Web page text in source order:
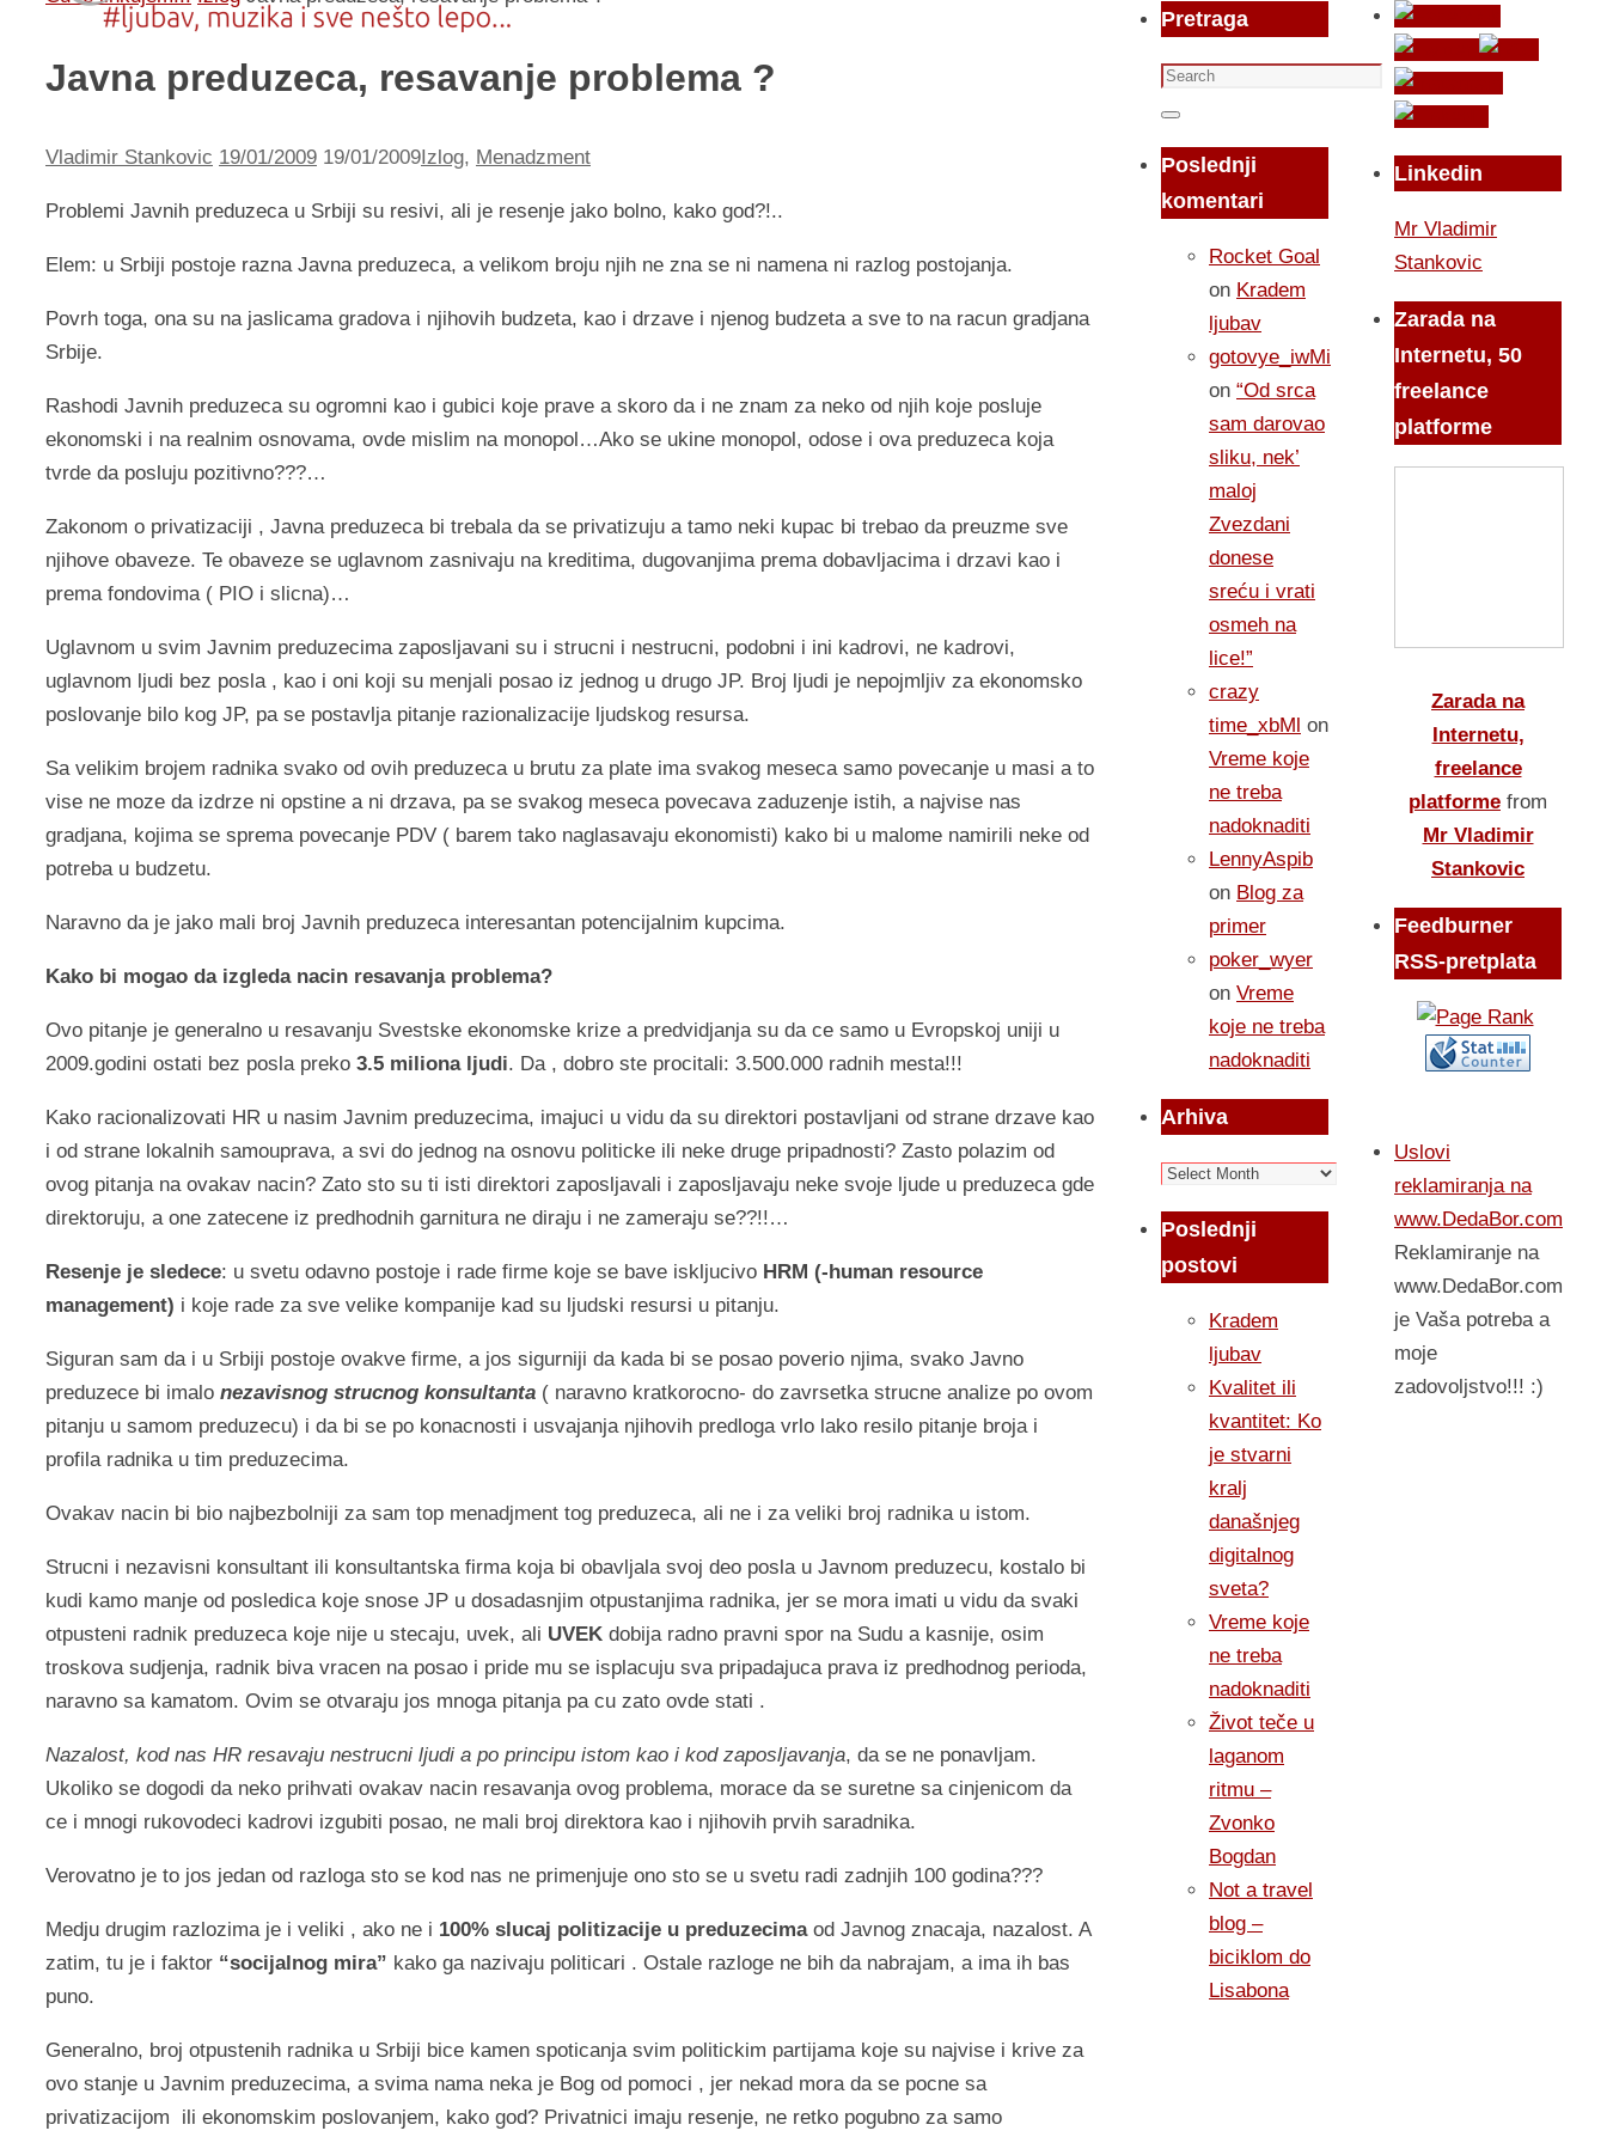
Javna preduzeca, resavanje problema ?
Vladimir Stankovic 19/01/2009 19/01/2009Izlog, Menadzment
Problemi Javnih preduzeca u Srbiji su resivi, ali je resenje jako bolno, kako god?!..
Elem: u Srbiji postoje razna Javna preduzeca, a velikom broju njih ne zna se ni namena ni razlog postojanja.
Povrh toga, ona su na jaslicama gradova i njihovih budzeta, kao i drzave i njenog budzeta a sve to na racun gradjana
Srbije.
Rashodi Javnih preduzeca su ogromni kao i gubici koje prave a skoro da i ne znam za neko od njih koje posluje
ekonomski i na realnim osnovama, ovde mislim na monopol…Ako se ukine monopol, odose i ova preduzeca koja
tvrde da posluju pozitivno???…
Zakonom o privatizaciji , Javna preduzeca bi trebala da se privatizuju a tamo neki kupac bi trebao da preuzme sve
njihove obaveze. Te obaveze se uglavnom zasnivaju na kreditima, dugovanjima prema dobavljacima i drzavi kao i
prema fondovima ( PIO i slicna)…
Uglavnom u svim Javnim preduzecima zaposljavani su i strucni i nestrucni, podobni i ini kadrovi, ne kadrovi,
uglavnom ljudi bez posla , kao i oni koji su menjali posao iz jednog u drugo JP. Broj ljudi je nepojmljiv za ekonomsko
poslovanje bilo kog JP, pa se postavlja pitanje razionalizacije ljudskog resursa.
Sa velikim brojem radnika svako od ovih preduzeca u brutu za plate ima svakog meseca samo povecanje u masi a to
vise ne moze da izdrze ni opstine a ni drzava, pa se svakog meseca povecava zaduzenje istih, a najvise nas
gradjana, kojima se sprema povecanje PDV ( barem tako naglasavaju ekonomisti) kako bi u malome namirili neke od
potreba u budzetu.
Naravno da je jako mali broj Javnih preduzeca interesantan potencijalnim kupcima.
Kako bi mogao da izgleda nacin resavanja problema?
Ovo pitanje je generalno u resavanju Svestske ekonomske krize a predvidjanja su da ce samo u Evropskoj uniji u
2009.godini ostati bez posla preko 3.5 miliona ljudi. Da , dobro ste procitali: 3.500.000 radnih mesta!!!
Kako racionalizovati HR u nasim Javnim preduzecima, imajuci u vidu da su direktori postavljani od strane drzave kao
i od strane lokalnih samouprava, a svi do jednog na osnovu politicke ili neke druge pripadnosti? Zasto polazim od
ovog pitanja na ovakav nacin? Zato sto su ti isti direktori zaposljavali i zaposljavaju neke svoje ljude u preduzeca gde
direktoruju, a one zatecene iz predhodnih garnitura ne diraju i ne zameraju se??!!…
Resenje je sledece: u svetu odavno postoje i rade firme koje se bave iskljucivo HRM (-human resource
management) i koje rade za sve velike kompanije kad su ljudski resursi u pitanju.
Siguran sam da i u Srbiji postoje ovakve firme, a jos sigurniji da kada bi se posao poverio njima, svako Javno
preduzece bi imalo nezavisnog strucnog konsultanta ( naravno kratkorocno- do zavrsetka strucne analize po ovom
pitanju u samom preduzecu) i da bi se po konacnosti i usvajanja njihovih predloga vrlo lako resilo pitanje broja i
profila radnika u tim preduzecima.
Ovakav nacin bi bio najbezbolniji za sam top menadjment tog preduzeca, ali ne i za veliki broj radnika u istom.
Strucni i nezavisni konsultant ili konsultantska firma koja bi obavljala svoj deo posla u Javnom preduzecu, kostalo bi
kudi kamo manje od posledica koje snose JP u dosadasnjim otpustanjima radnika, jer se mora imati u vidu da svaki
otpusteni radnik preduzeca koje nije u stecaju, uvek, ali UVEK dobija radno pravni spor na Sudu a kasnije, osim
troskova sudjenja, radnik biva vracen na posao i pride mu se isplacuju sva pripadajuca prava iz predhodnog perioda,
naravno sa kamatom. Ovim se otvaraju jos mnoga pitanja pa cu zato ovde stati .
Nazalost, kod nas HR resavaju nestrucni ljudi a po principu istom kao i kod zaposljavanja, da se ne ponavljam.
Ukoliko se dogodi da neko prihvati ovakav nacin resavanja ovog problema, morace da se suretne sa cinjenicom da
ce i mnogi rukovodeci kadrovi izgubiti posao, ne mali broj direktora kao i njihovih prvih saradnika.
Verovatno je to jos jedan od razloga sto se kod nas ne primenjuje ono sto se u svetu radi zadnjih 100 godina???
Medju drugim razlozima je i veliki , ako ne i 100% slucaj politizacije u preduzecimaod Javnog znacaja, nazalost. A
zatim, tu je i faktor “socijalnog mira” kako ga nazivaju politicari . Ostale razloge ne bih da nabrajam, a ima ih bas
puno.
Generalno, broj otpustenih radnika u Srbiji bice kamen spoticanja svim politickim partijama koje su najvise i krive za
ovo stanje u Javnim preduzecima, a svima nama neka je Bog od pomoci , jer nekad mora da se pocne sa
privatizacijom ili ekonomskim poslovanjem, kako god? Privatnici imaju resenje, ne retko pogubno za samo
Pretraga
Search
for:
Search
Poslednji
komentari
Rocket Goal
on Kradem
ljubav
gotovye_iwMi
on “Od srca
sam darovao
sliku, nek’
maloj
Zvezdani
donese
sreću i vrati
osmeh na
lice!”
crazy
time_xbMl on
Vreme koje
ne treba
nadoknaditi
LennyAspib
on Blog za
primer
poker_wyer
on Vreme
koje ne treba
nadoknaditi
Arhiva
Arhiva
Poslednji
postovi
Kradem
ljubav
Kvalitet ili
kvantitet: Ko
je stvarni
kralj
današnjeg
digitalnog
sveta?
Vreme koje
ne treba
nadoknaditi
Život teče u
laganom
ritmu –
Zvonko
Bogdan
Not a travel
blog –
biciklom do
Lisabona
Linkedin
Mr Vladimir
Stankovic
Zarada na
Internetu, 50
freelance
platforme
Zarada na
Internetu,
freelance
platforme from
Mr Vladimir
Stankovic
Feedburner
RSS-pretplata
Uslovi
reklamiranja na
www.DedaBor.com
Reklamiranje na
www.DedaBor.com
je Vaša potreba a
moje
zadovoljstvo!!! :)